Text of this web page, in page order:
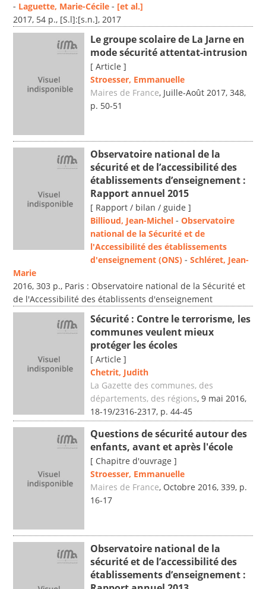
- Laguette, Marie-Cécile - [et al.]
2017, 54 p., [S.l]:[s.n.], 2017
Le groupe scolaire de La Jarne en
mode sécurité attentat-intrusion
[ Article ]
Stroesser, Emmanuelle
Maires de France, Juille-Août 2017, 348,
p. 50-51
Observatoire national de la
sécurité et de l’accessibilité des
établissements d’enseignement :
Rapport annuel 2015
[ Rapport / bilan / guide ]
Billioud, Jean-Michel - Observatoire
national de la Sécurité et de
l'Accessibilité des établissements
d'enseignement (ONS) - Schléret, Jean-
Marie
2016, 303 p., Paris : Observatoire national de la Sécurité et
de l'Accessibilité des établissents d'enseignement
Sécurité : Contre le terrorisme, les
communes veulent mieux
protéger les écoles
[ Article ]
Chetrit, Judith
La Gazette des communes, des
départements, des régions, 9 mai 2016,
18-19/2316-2317, p. 44-45
Questions de sécurité autour des
enfants, avant et après l'école
[ Chapitre d'ouvrage ]
Stroesser, Emmanuelle
Maires de France, Octobre 2016, 339, p.
16-17
Observatoire national de la
sécurité et de l’accessibilité des
établissements d’enseignement :